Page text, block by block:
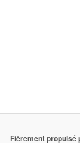
Fièrement propulsé